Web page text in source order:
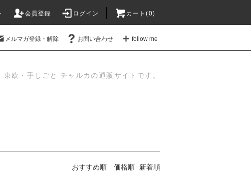
会員登録 ログイン カート(0)
メルマガ登録・解除 お問い合わせ follow me
東欧・手しごと チャルカの通販サイトです。
おすすめ順 価格順 新着順